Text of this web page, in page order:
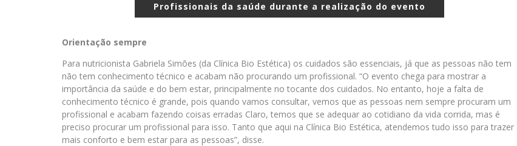
Profissionais da saúde durante a realização do evento
Orientação sempre
Para nutricionista Gabriela Simões (da Clínica Bio Estética) os cuidados são essenciais, já que as pessoas não tem
não tem conhecimento técnico e acabam não procurando um profissional. “O evento chega para mostrar a
importância da saúde e do bem estar, principalmente no tocante dos cuidados. No entanto, hoje a falta de
conhecimento técnico é grande, pois quando vamos consultar, vemos que as pessoas nem sempre procuram um
profissional e acabam fazendo coisas erradas Claro, temos que se adequar ao cotidiano da vida corrida, mas é
preciso procurar um profissional para isso. Tanto que aqui na Clínica Bio Estética, atendemos tudo isso para trazer
mais conforto e bem estar para as pessoas”, disse.